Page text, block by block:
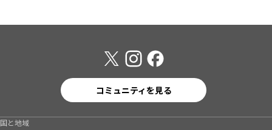
コミュニティを見る
国と地域